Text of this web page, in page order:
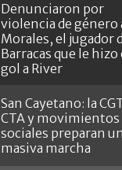
Denunciaron por
violencia de género
Morales, el jugador
Barracas que le hizo
gol a River
San Cayetano: la
CTA y movimientos
sociales preparan
masiva marcha